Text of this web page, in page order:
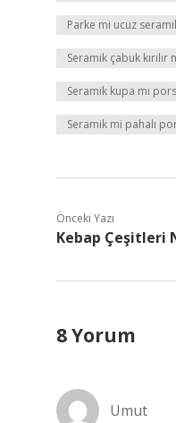
Parke mi ucuz
Seramik çabuk kırılır
Seramik kupa mı
Seramik mi pahalı
Önceki Yazı
Kebap Çeşitleri
8 Yorum
Umut